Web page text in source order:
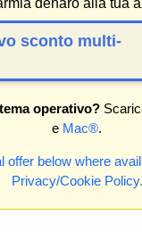
sconto multi-
operativo?
e Mac®.
offer below where
Privacy/Cookie Policy.